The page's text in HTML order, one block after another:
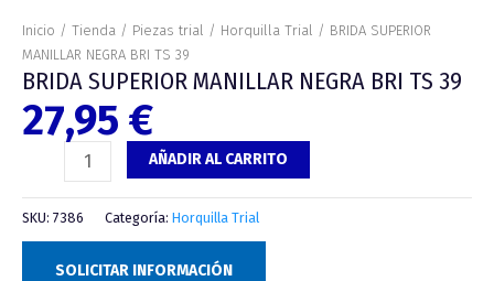
Inicio / Tienda / Piezas trial / Horquilla Trial / BRIDA SUPERIOR
MANILLAR NEGRA BRI TS 39
BRIDA SUPERIOR MANILLAR NEGRA BRI TS 39
27,95 €
AÑADIR AL CARRITO
SKU: 7386 Categoría: Horquilla Trial
SOLICITAR INFORMACIÓN